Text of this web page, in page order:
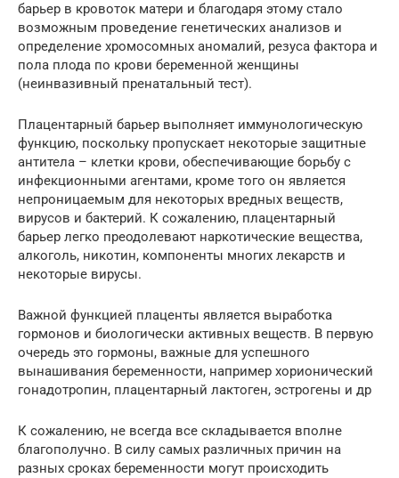
барьер в кровоток матери и благодаря этому стало
возможным проведение генетических анализов и
определение хромосомных аномалий, резуса фактора и
пола плода по крови беременной женщины
(неинвазивный пренатальный тест).
Плацентарный барьер выполняет иммунологическую
функцию, поскольку пропускает некоторые защитные
антитела – клетки крови, обеспечивающие борьбу с
инфекционными агентами, кроме того он является
непроницаемым для некоторых вредных веществ,
вирусов и бактерий. К сожалению, плацентарный
барьер легко преодолевают наркотические вещества,
алкоголь, никотин, компоненты многих лекарств и
некоторые вирусы.
Важной функцией плаценты является выработка
гормонов и биологически активных веществ. В первую
очередь это гормоны, важные для успешного
вынашивания беременности, например хорионический
гонадотропин, плацентарный лактоген, эстрогены и др
К сожалению, не всегда все складывается вполне
благополучно. В силу самых различных причин на
разных сроках беременности могут происходить